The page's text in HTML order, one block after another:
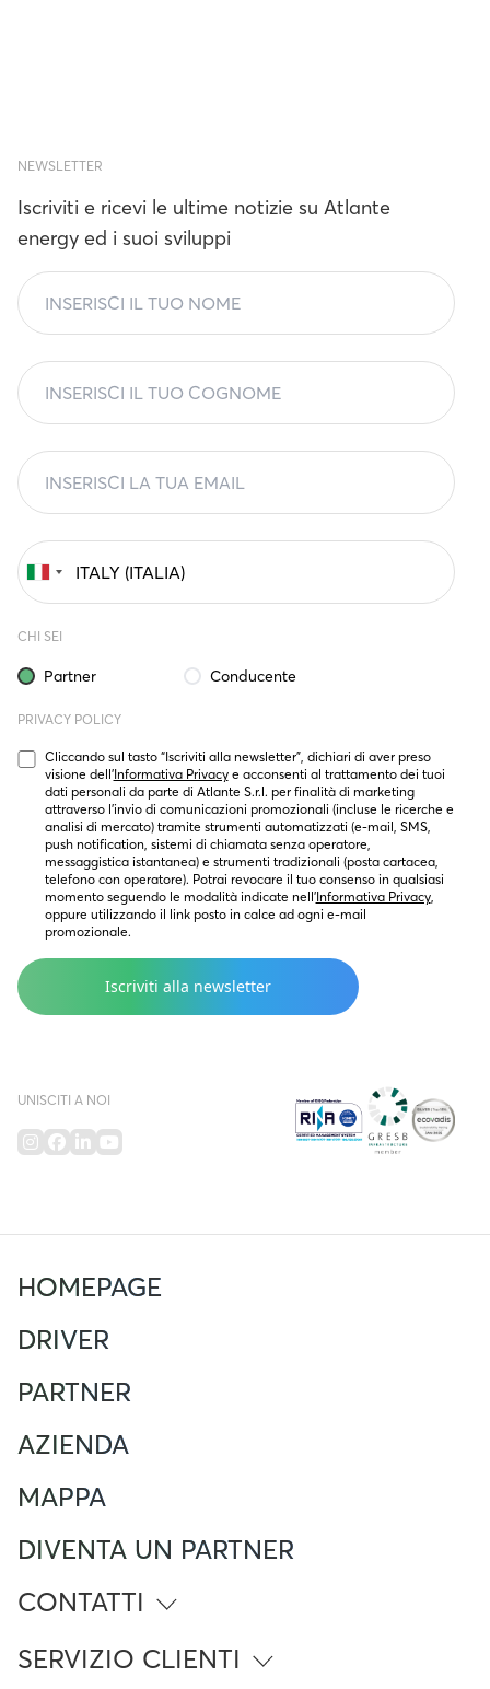
HOMEPAGE
DRIVER
PARTNER
AZIENDA
MAPPA
DIVENTA UN PARTNER
CONTATTI
SERVIZIO CLIENTI
NEWSLETTER
Iscriviti e ricevi le ultime notizie su Atlante
energy ed i suoi sviluppi
CHI SEI
Partner Conducente
PRIVACY POLICY
Cliccando sul tasto “Iscriviti alla newsletter”, dichiari di aver preso
visione dell’Informativa Privacy e acconsenti al trattamento dei tuoi
dati personali da parte di Atlante S.r.l. per finalità di marketing
attraverso l’invio di comunicazioni promozionali (incluse le ricerche e
analisi di mercato) tramite strumenti automatizzati (e-mail, SMS,
push notification, sistemi di chiamata senza operatore,
messaggistica istantanea) e strumenti tradizionali (posta cartacea,
telefono con operatore). Potrai revocare il tuo consenso in qualsiasi
momento seguendo le modalità indicate nell’Informativa Privacy,
oppure utilizzando il link posto in calce ad ogni e-mail
promozionale.
UNISCITI A NOI